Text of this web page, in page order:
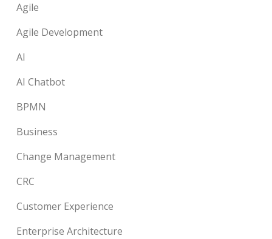
Agile
Agile Development
AI
AI Chatbot
BPMN
Business
Change Management
CRC
Customer Experience
Enterprise Architecture